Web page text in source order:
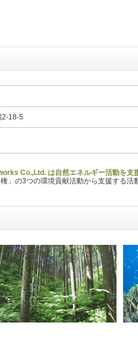
2-18-5
Co.,Ltd. は自然エネルギー活動を支
」の3つの環境貢献活動から支援する活